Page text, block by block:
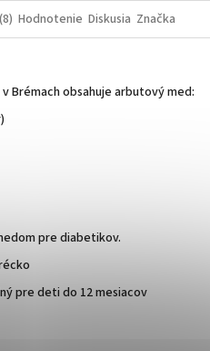
Hodnotenie Diskusia Značka
Brémach obsahuje arbutový med:
pre diabetikov.
pre deti do 12 mesiacov